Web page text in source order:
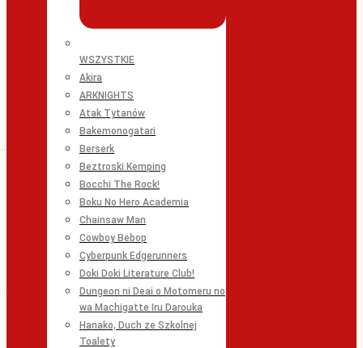
WSZYSTKIE
Akira
ARKNIGHTS
Atak Tytanów
Bakemonogatari
Berserk
Beztroski Kemping
Bocchi The Rock!
Boku No Hero Academia
Chainsaw Man
Cowboy Bebop
Cyberpunk Edgerunners
Doki Doki Literature Club!
Dungeon ni Deai o Motomeru no
wa Machigatte Iru Darouka
Hanako, Duch ze Szkolnej
Toalety